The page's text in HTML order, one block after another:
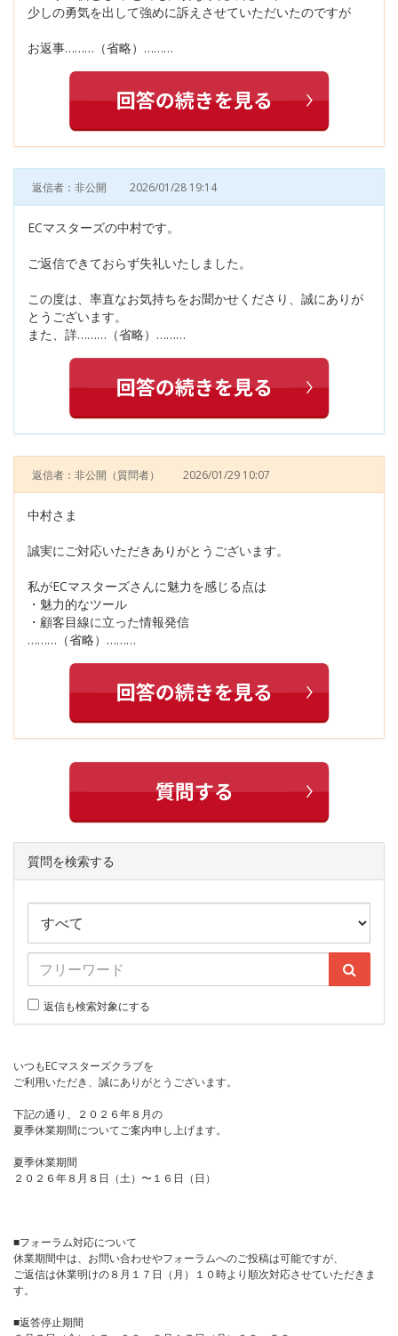
少しの勇気を出して強めに訴えさせていただいたのですが
お返事………（省略）………
返信者：非公開 2026/01/28 19:14
ECマスターズの中村です。
ご返信できておらず失礼いたしました。
この度は、率直なお気持ちをお聞かせくださり、誠にありが
とうございます。
また、詳………（省略）………
返信者：非公開 （質問者） 2026/01/29 10:07
中村さま
誠実にご対応いただきありがとうございます。
私がECマスターズさんに魅力を感じる点は
・魅力的なツール
・顧客目線に立った情報発信
………（省略）………
質問を検索する
返信も検索対象にする
いつもECマスターズクラブを
ご利用いただき、誠にありがとうございます。
下記の通り、２０２６年８月の
夏季休業期間についてご案内申し上げます。
夏季休業期間
２０２６年８月８日（土）〜１６日（日）
■フォーラム対応について
休業期間中は、お問い合わせやフォーラムへのご投稿は可能ですが、
ご返信は休業明けの８月１７日（月）１０時より順次対応させていただきま
す。
■返答停止期間